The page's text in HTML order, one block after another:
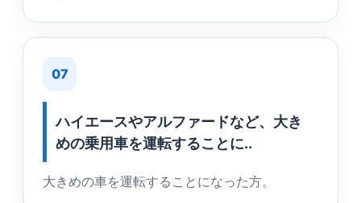
07
ハイエースやアルファードなど、大き
めの乗用車を運転することに..
大きめの車を運転することになった方。